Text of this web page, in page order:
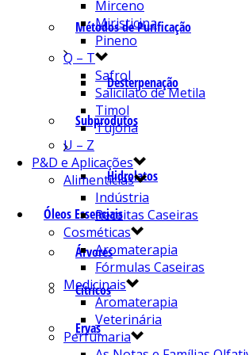
Métodos de Purificação
Desterpenação
Subprodutos
Hidrolatos
Óleos Essenciais
Árvores
Cítricos
Ervas
Mirceno
Miristicina
Pineno
Q – T
Safrol
Salicilato de Metila
Timol
Tujona
U – Z
P&D e Aplicações
Alimentícias
Indústria
Receitas Caseiras
Cosméticas
Aromaterapia
Fórmulas Caseiras
Medicinais
Aromaterapia
Veterinária
Perfumaria